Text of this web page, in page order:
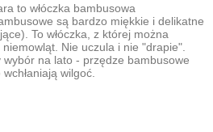
to włóczka bambusowa
są bardzo miękkie i delikatne
To włóczka, z której można
Nie uczula i nie "drapie".
wybór na lato - przędze bambusowe
wilgoć.